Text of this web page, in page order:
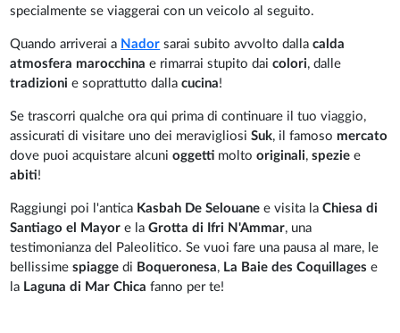
specialmente se viaggerai con un veicolo al seguito.
Quando arriverai a Nador sarai subito avvolto dallacalda
atmosfera marocchinae rimarrai stupito daicolori, dalle
tradizionie soprattutto dallacucina!
Se trascorri qualche ora qui prima di continuare il tuo viaggio,
assicurati di visitare uno dei meravigliosiSuk, il famoso mercato
dove puoi acquistare alcunioggetti moltooriginali,speziee
abiti!
Raggiungi poi l'antica Kasbah De Selouanee visita laChiesa di
Santiago el Mayore laGrotta di Ifri N'Ammar, una
testimonianza del Paleolitico. Se vuoi fare una pausa al mare, le
bellissimespiaggedi Boqueronesa, La Baie des Coquillagese
la Laguna di Mar Chica fanno per te!